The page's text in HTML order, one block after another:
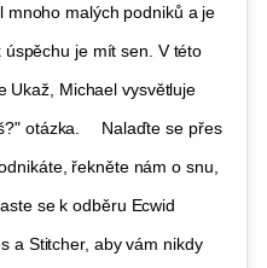
mnoho malých podniků a je
je mít sen. V této
Ukaž, Michael vysvětluje
otázka. ⠀ Nalaďte se přes
řekněte nám o snu,
se k odběru Ecwid
a Stitcher, aby vám nikdy